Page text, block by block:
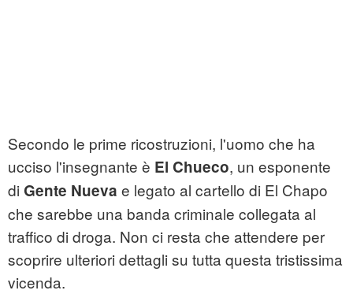
Secondo le prime ricostruzioni, l'uomo che ha
ucciso l'insegnante è El Chueco, un esponente
di Gente Nueva e legato al cartello di El Chapo
che sarebbe una banda criminale collegata al
traffico di droga. Non ci resta che attendere per
scoprire ulteriori dettagli su tutta questa tristissima
vicenda.